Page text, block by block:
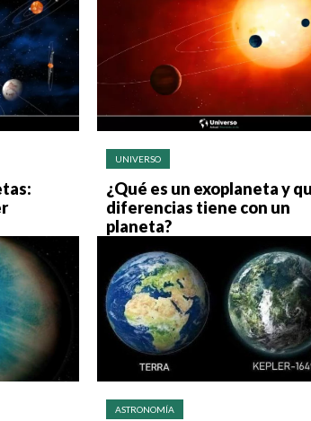
UNIVERSO
¿Qué es un exoplaneta y
diferencias tiene con un
planeta?
ASTRONOMÍA